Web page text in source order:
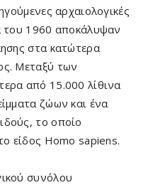
αρχαιολογικές
του 1960 αποκάλυψαν
στα κατώτερα
Μεταξύ των
από 15.000 λίθινα
ζώων και ένα
το οποίο
είδος Homo sapiens.
συνόλου